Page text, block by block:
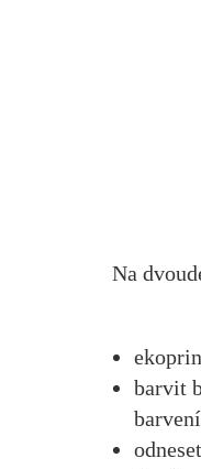
Na
barvit